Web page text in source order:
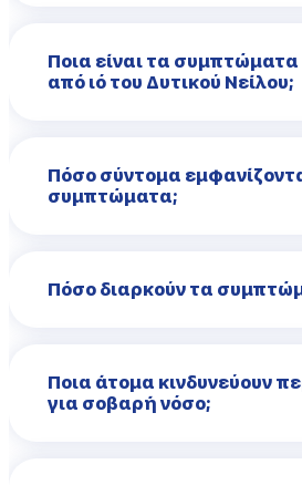
Ποια είναι τα
από ιό του Δυτικού Νείλου;
Πόσο σύντομα
συμπτώματα;
Πόσο διαρκούν τα
Ποια άτομα κινδυνεύουν
για σοβαρή νόσο;